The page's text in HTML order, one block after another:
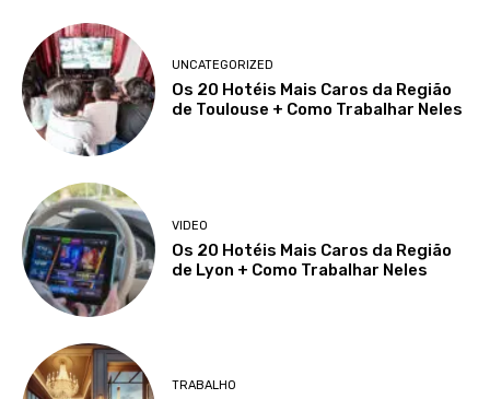
UNCATEGORIZED
Os 20 Hotéis Mais Caros da Região
de Toulouse + Como Trabalhar Neles
VIDEO
Os 20 Hotéis Mais Caros da Região
de Lyon + Como Trabalhar Neles
TRABALHO